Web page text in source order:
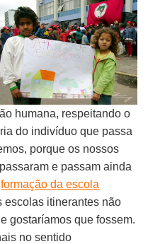
humana, respeitando o
do indivíduo que passa
porque os nossos
e passam ainda
formação da escola
escolas itinerantes não
gostaríamos que fossem.
no sentido